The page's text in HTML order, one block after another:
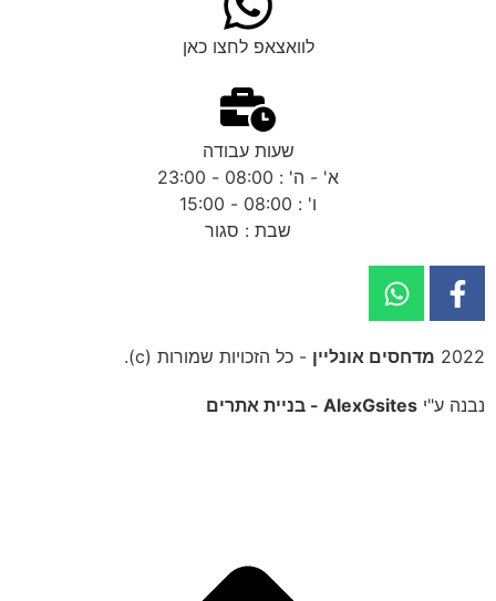
לוואצאפ לחצו כאן
שעות עבודה
א' - ה' : 08:00 - 23:00
ו' : 08:00 - 15:00
שבת : סגור
נבנה ע"י AlexGsites - בניית אתרים
2022 מדחסים אונליין - כל הזכויות שמורות (c).